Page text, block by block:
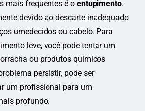
mais frequentes é o entupimento.
devido ao descarte inadequado
umedecidos ou cabelo. Para
leve, você pode tentar um
ou produtos químicos
persistir, pode ser
um profissional para um
profundo.